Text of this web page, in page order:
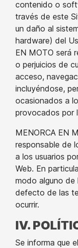
contenido o
través de este
un daño al
hardware) del
EN MOTO será
o perjuicios de
acceso,
incluyéndose,
ocasionados a
provocados por
MENORCA EN
responsable de
a los usuarios
Web. En
modo alguno de
defecto de las
ocurrir.
IV.
Se informa que